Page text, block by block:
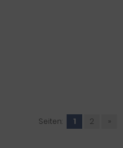
Seiten: 1 2 »